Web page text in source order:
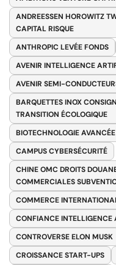
ANDREESSEN HOROWITZ
CAPITAL RISQUE
ANTHROPIC LEVÉE FONDS
AVENIR INTELLIGENCE
AVENIR SEMI-
BARQUETTES INOX
TRANSITION ÉCOLOGIQUE
BIOTECHNOLOGIE AVANCÉE
CAMPUS CYBERSÉCURITÉ
CHINE OMC DROITS
COMMERCIALES
COMMERCE
CONFIANCE INTELLIGENCE
CONTROVERSE ELON MUSK
CROISSANCE START-UPS